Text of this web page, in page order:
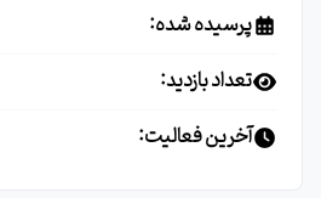
پرسیده شده:
تعداد بازدید:
آخرین فعالیت: